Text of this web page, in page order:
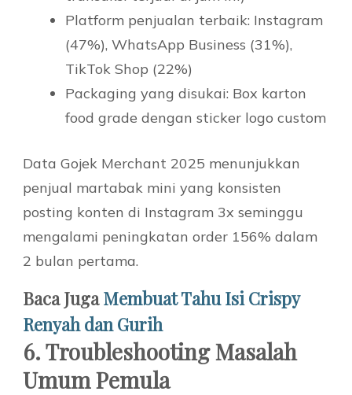
Platform penjualan terbaik: Instagram
(47%), WhatsApp Business (31%),
TikTok Shop (22%)
Packaging yang disukai: Box karton
food grade dengan sticker logo custom
Data Gojek Merchant 2025 menunjukkan
penjual martabak mini yang konsisten
posting konten di Instagram 3x seminggu
mengalami peningkatan order 156% dalam
2 bulan pertama.
Baca JugaMembuat Tahu Isi Crispy
Renyah dan Gurih
6. Troubleshooting Masalah
Umum Pemula